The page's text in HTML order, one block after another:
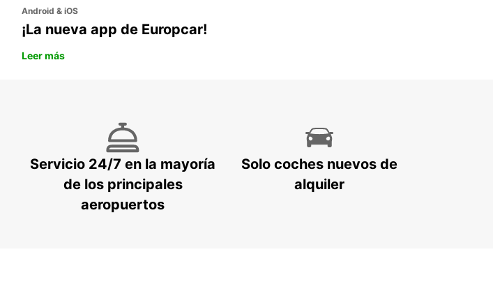
Android & iOS
¡La nueva app de Europcar!
Leer más
Servicio 24/7 en la mayoría
de los principales
aeropuertos
Solo coches nuevos de
alquiler